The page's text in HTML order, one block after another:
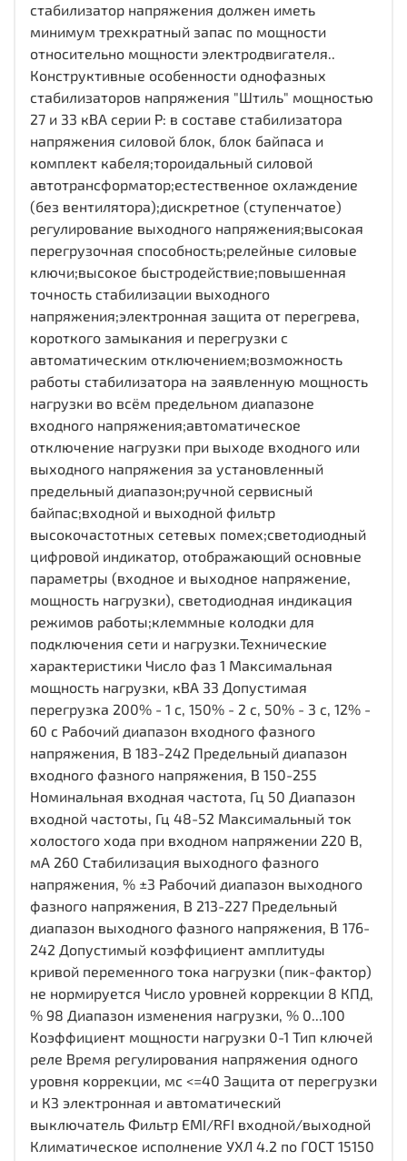
стабилизатор напряжения должен иметь
минимум трехкратный запас по мощности
относительно мощности электродвигателя..
Конструктивные особенности однофазных
стабилизаторов напряжения "Штиль" мощностью
27 и 33 кВА серии P: в составе стабилизатора
напряжения силовой блок, блок байпаса и
комплект кабеля;тороидальный силовой
автотрансформатор;естественное охлаждение
(без вентилятора);дискретное (ступенчатое)
регулирование выходного напряжения;высокая
перегрузочная способность;релейные силовые
ключи;высокое быстродействие;повышенная
точность стабилизации выходного
напряжения;электронная защита от перегрева,
короткого замыкания и перегрузки с
автоматическим отключением;возможность
работы стабилизатора на заявленную мощность
нагрузки во всём предельном диапазоне
входного напряжения;автоматическое
отключение нагрузки при выходе входного или
выходного напряжения за установленный
предельный диапазон;ручной сервисный
байпас;входной и выходной фильтр
высокочастотных сетевых помех;светодиодный
цифровой индикатор, отображающий основные
параметры (входное и выходное напряжение,
мощность нагрузки), светодиодная индикация
режимов работы;клеммные колодки для
подключения сети и нагрузки.Технические
характеристики Число фаз 1 Максимальная
мощность нагрузки, кВА 33 Допустимая
перегрузка 200% - 1 с, 150% - 2 с, 50% - 3 с, 12% -
60 c Рабочий диапазон входного фазного
напряжения, В 183-242 Предельный диапазон
входного фазного напряжения, В 150-255
Номинальная входная частота, Гц 50 Диапазон
входной частоты, Гц 48-52 Максимальный ток
холостого хода при входном напряжении 220 В,
мА 260 Стабилизация выходного фазного
напряжения, % ±3 Рабочий диапазон выходного
фазного напряжения, В 213-227 Предельный
диапазон выходного фазного напряжения, В 176-
242 Допустимый коэффициент амплитуды
кривой переменного тока нагрузки (пик-фактор)
не нормируется Число уровней коррекции 8 КПД,
% 98 Диапазон изменения нагрузки, % 0...100
Коэффициент мощности нагрузки 0-1 Тип ключей
реле Время регулирования напряжения одного
уровня коррекции, мс <=40 Защита от перегрузки
и КЗ электронная и автоматический
выключатель Фильтр EMI/RFI входной/выходной
Климатическое исполнение УХЛ 4.2 по ГОСТ 15150